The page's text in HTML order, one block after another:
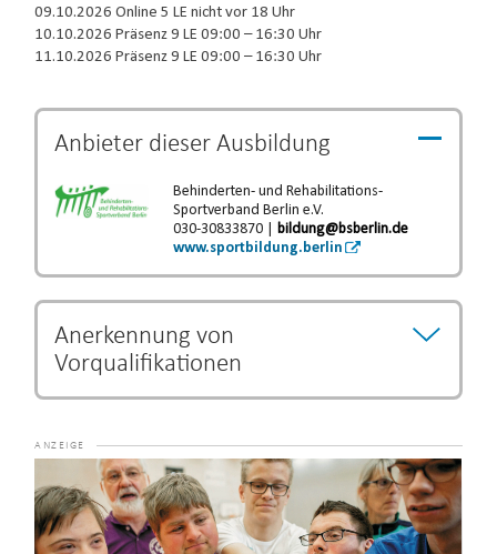
09.10.2026 Online 5 LE nicht vor 18 Uhr
10.10.2026 Präsenz 9 LE 09:00 – 16:30 Uhr
11.10.2026 Präsenz 9 LE 09:00 – 16:30 Uhr
Anbieter dieserAusbildung
Behinderten- und Rehabilitations-
Sportverband Berlin e.V.
030-30833870 |
bildung@bsberlin.de
www.sportbildung.berlin
Anerkennung von
Vorqualifikationen
der Ausbildungszeit begründen.Die Entscheidung über
eine Verkürzung der Ausbildung unterliegt dem jeweiligen
Lehrgangsanbieter.
Player